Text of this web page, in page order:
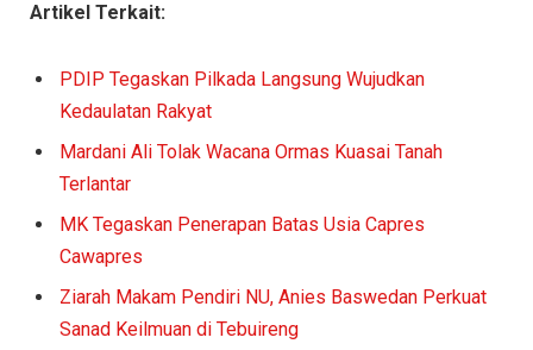
Artikel Terkait:
PDIP Tegaskan Pilkada Langsung Wujudkan
Kedaulatan Rakyat
Mardani Ali Tolak Wacana Ormas Kuasai Tanah
Terlantar
MK Tegaskan Penerapan Batas Usia Capres
Cawapres
Ziarah Makam Pendiri NU, Anies Baswedan Perkuat
Sanad Keilmuan di Tebuireng